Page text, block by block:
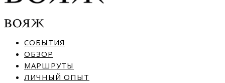
СОБЫТИЯ
ОБЗОР
МАРШРУТЫ
ЛИЧНЫЙ ОПЫТ